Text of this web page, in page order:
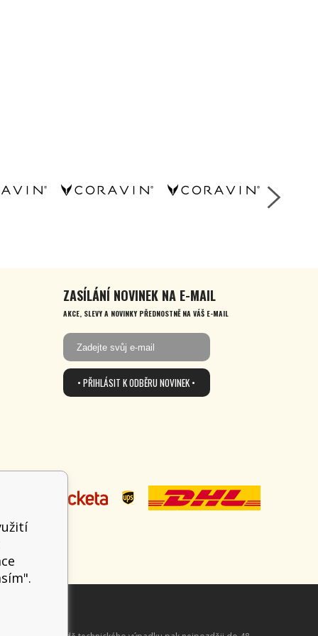
ZASÍLÁNÍ NOVINEK NA E-MAIL
AKCE, SLEVY A NOVINKY PŘEDNOSTNĚ NA VÁŠ E-MAIL
• PŘIHLÁSIT K ODBĚRU NOVINEK •